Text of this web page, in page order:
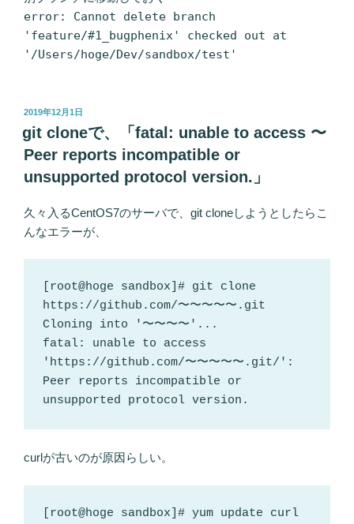
error: Cannot delete branch
'feature/#1_bugphenix' checked out at
'/Users/hoge/Dev/sandbox/test'
投
日:
2019年12月1日
git cloneで、「fatal: unable to access 〜
Peer reports incompatible or
unsupported protocol version.」
久々入るCentOS7のサーバで、git cloneしようとしたらこ
んなエラーが、
[root@hoge sandbox]# git clone
https://github.com/〜〜〜〜〜.git
Cloning into '〜〜〜〜'...
fatal: unable to access
'https://github.com/〜〜〜〜〜.git/':
Peer reports incompatible or
unsupported protocol version.
curlが古いのが原因らしい。
[root@hoge sandbox]# yum update curl